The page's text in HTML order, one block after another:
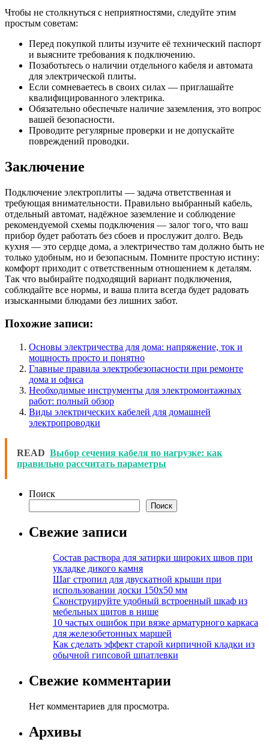
Чтобы не столкнуться с неприятностями, следуйте этим
простым советам:
Перед покупкой плиты изучите её технический паспорт
и выясните требования к подключению.
Позаботьтесь о наличии отдельного кабеля и автомата
для электрической плиты.
Если сомневаетесь в своих силах — приглашайте
квалифицированного электрика.
Обязательно обеспечьте наличие заземления, это вопрос
вашей безопасности.
Проводите регулярные проверки и не допускайте
повреждений проводки.
Заключение
Подключение электроплиты — задача ответственная и
требующая внимательности. Правильно выбранный кабель,
отдельный автомат, надёжное заземление и соблюдение
рекомендуемой схемы подключения — залог того, что ваш
прибор будет работать без сбоев и прослужит долго. Ведь
кухня — это сердце дома, а электричество там должно быть не
только удобным, но и безопасным. Помните простую истину:
комфорт приходит с ответственным отношением к деталям.
Так что выбирайте подходящий вариант подключения,
соблюдайте все нормы, и ваша плита всегда будет радовать
изысканными блюдами без лишних забот.
Похожие записи:
Основы электричества для дома: напряжение, ток и
мощность просто и понятно
Главные правила электробезопасности при ремонте
дома и офиса
Необходимые инструменты для электромонтажных
работ: полный обзор
Виды электрических кабелей для домашней
электропроводки
READ Выбор сечения кабеля по нагрузке: как
правильно рассчитать параметры
Поиск
Поиск
Свежие записи
Состав раствора для затирки широких швов при
укладке дикого камня
Шаг стропил для двускатной крыши при
использовании доски 150х50 мм
Сконструируйте удобный встроенный шкаф из
мебельных щитов в нише
10 частых ошибок при вязке арматурного каркаса
для железобетонных маршей
Как сделать эффект старой кирпичной кладки из
обычной гипсовой шпатлевки
Свежие комментарии
Нет комментариев для просмотра.
Архивы